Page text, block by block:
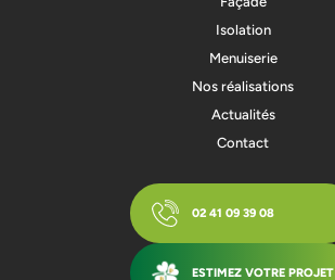
Isolation
Menuiserie
Nos réalisations
Actualités
Contact
02 41 09 39 08
ESTIMEZ VOTRE PROJET